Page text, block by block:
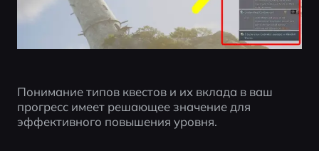
Понимание типов квестов и их вклада в ваш
прогресс имеет решающее значение для
эффективного повышения уровня.